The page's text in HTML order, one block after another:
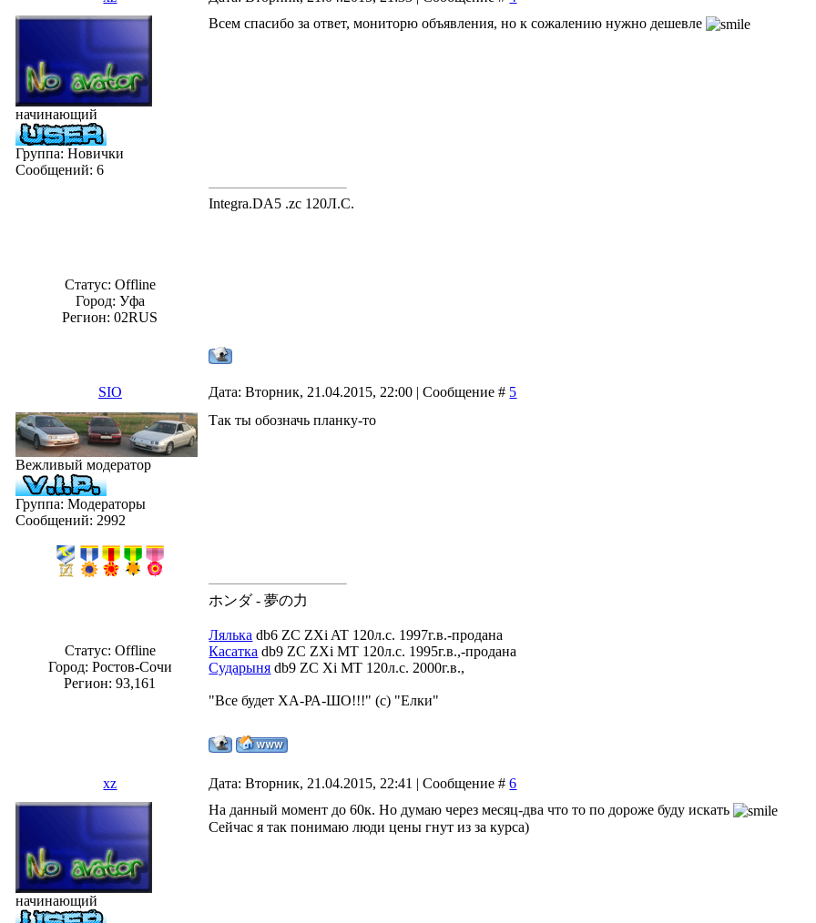
начинающий
Группа: Новички
Сообщений:6
Статус: Offline
Город: Уфа
Регион: 02RUS
Всем спасибо за ответ, мониторю объявления, но к сожалению нужно дешевле
Integra.DA5 .zc 120Л.С.
SIO Дата: Вторник, 21.04.2015, 22:00 | Сообщение # 5
Вежливый модератор
Группа: Модераторы
Сообщений: 2992
Статус: Offline
Город: Ростов-Сочи
Регион: 93,161
Так ты обозначь планку-то
ホンダ - 夢の力
Лялька db6 ZC ZXi AT 120л.с. 1997г.в.-продана
Касатка db9 ZC ZXi MT 120л.с. 1995г.в.,-продана
Сударыня db9 ZC Xi MT 120л.с. 2000г.в.,
"Все будет ХА-РА-ШО!!!" (с) "Елки"
xz Дата: Вторник, 21.04.2015, 22:41 | Сообщение #6
начинающий
На данный момент до 60к. Но думаю через месяц-два что то по дороже буду искать
Сейчас я так понимаю люди цены гнут из за курса)